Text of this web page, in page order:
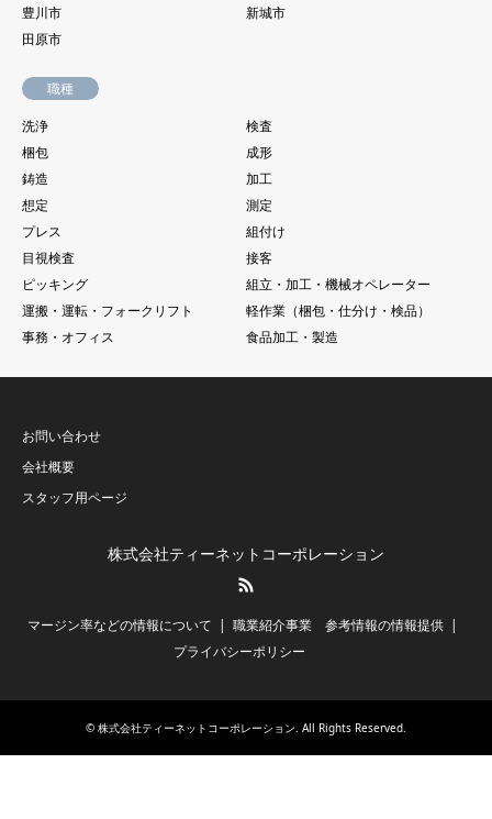
豊川市
新城市
田原市
職種
洗浄
検査
梱包
成形
鋳造
加工
想定
測定
プレス
組付け
目視検査
接客
ピッキング
組立・加工・機械オペレーター
運搬・運転・フォークリフト
軽作業（梱包・仕分け・検品）
事務・オフィス
食品加工・製造
お問い合わせ
会社概要
スタッフ用ページ
株式会社ティーネットコーポレーション
マージン率などの情報について
職業紹介事業 参考情報の情報提供
プライバシーポリシー
© 株式会社ティーネットコーポレーション. All Rights Reserved.